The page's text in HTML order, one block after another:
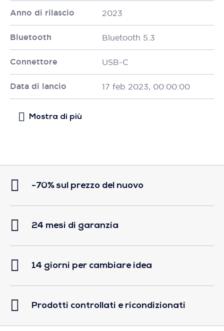
Anno di rilascio 2023
Bluetooth Bluetooth 5.3
Connettore USB-C
Data di lancio 17 feb 2023, 00:00:00
-70% sul prezzo del nuovo
24 mesi di garanzia
14 giorni per cambiare idea
Prodotti controllati e ricondizionati